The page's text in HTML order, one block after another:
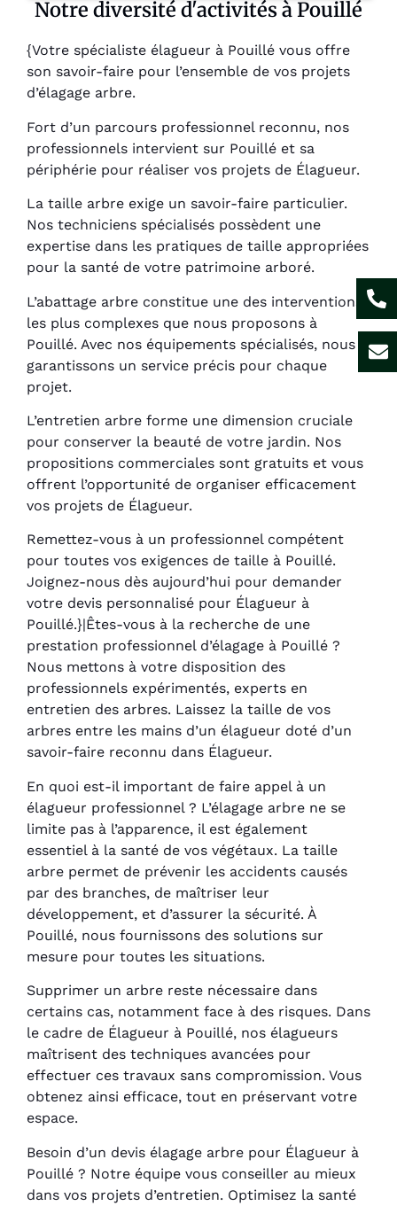
Notre diversité d'activités à Pouillé
{Votre spécialiste élagueur à Pouillé vous offre
son savoir-faire pour l’ensemble de vos projets
d’élagage arbre.
Fort d’un parcours professionnel reconnu, nos
professionnels intervient sur Pouillé et sa
périphérie pour réaliser vos projets de Élagueur.
La taille arbre exige un savoir-faire particulier.
Nos techniciens spécialisés possèdent une
expertise dans les pratiques de taille appropriées
pour la santé de votre patrimoine arboré.
L’abattage arbre constitue une des interventions
les plus complexes que nous proposons à
Pouillé. Avec nos équipements spécialisés, nous
garantissons un service précis pour chaque
projet.
L’entretien arbre forme une dimension cruciale
pour conserver la beauté de votre jardin. Nos
propositions commerciales sont gratuits et vous
offrent l’opportunité de organiser efficacement
vos projets de Élagueur.
Remettez-vous à un professionnel compétent
pour toutes vos exigences de taille à Pouillé.
Joignez-nous dès aujourd’hui pour demander
votre devis personnalisé pour Élagueur à
Pouillé.}|Êtes-vous à la recherche de une
prestation professionnel d’élagage à Pouillé ?
Nous mettons à votre disposition des
professionnels expérimentés, experts en
entretien des arbres. Laissez la taille de vos
arbres entre les mains d’un élagueur doté d’un
savoir-faire reconnu dans Élagueur.
En quoi est-il important de faire appel à un
élagueur professionnel ? L’élagage arbre ne se
limite pas à l’apparence, il est également
essentiel à la santé de vos végétaux. La taille
arbre permet de prévenir les accidents causés
par des branches, de maîtriser leur
développement, et d’assurer la sécurité. À
Pouillé, nous fournissons des solutions sur
mesure pour toutes les situations.
Supprimer un arbre reste nécessaire dans
certains cas, notamment face à des risques. Dans
le cadre de Élagueur à Pouillé, nos élagueurs
maîtrisent des techniques avancées pour
effectuer ces travaux sans compromission. Vous
obtenez ainsi efficace, tout en préservant votre
espace.
Besoin d’un devis élagage arbre pour Élagueur à
Pouillé ? Notre équipe vous conseiller au mieux
dans vos projets d’entretien. Optimisez la santé